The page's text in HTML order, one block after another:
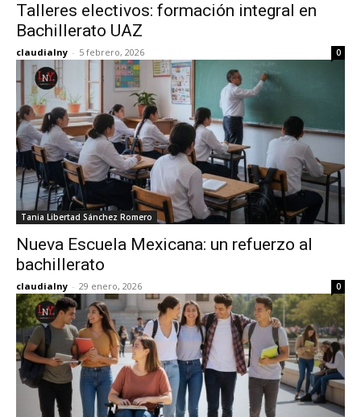
Talleres electivos: formación integral en
Bachillerato UAZ
claudialny - 5 febrero, 2026 0
Tania Libertad Sánchez Romero
Nueva Escuela Mexicana: un refuerzo al
bachillerato
claudialny - 29 enero, 2026 0